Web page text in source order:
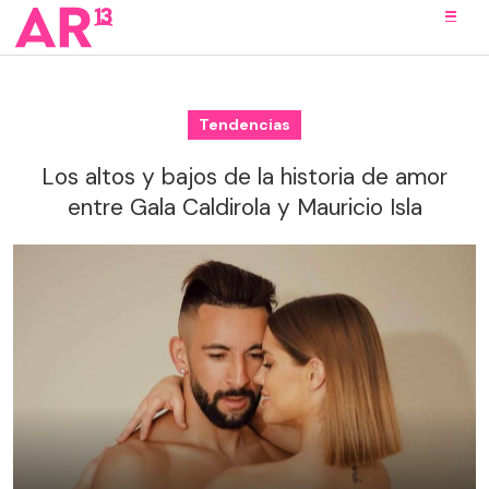
Tendencias
Los altos y bajos de la historia de amor
entre Gala Caldirola y Mauricio Isla